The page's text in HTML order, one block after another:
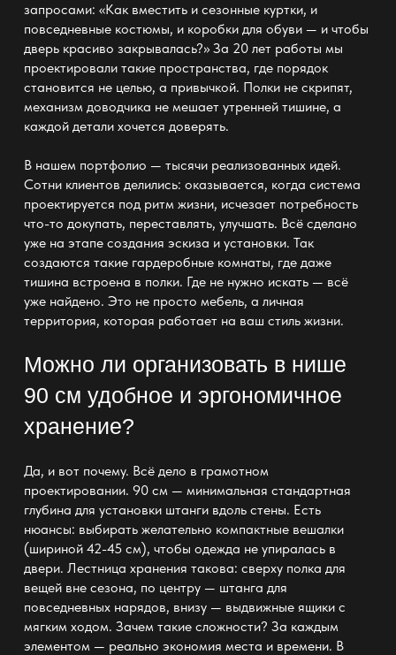
запросами: «Как вместить и сезонные куртки, и
повседневные костюмы, и коробки для обуви— и чтобы
дверь красиво закрывалась?» За 20 лет работы мы
проектировали такие пространства, где порядок
становится не целью, а привычкой. Полки не скрипят,
механизм доводчика не мешает утренней тишине, а
каждой детали хочется доверять.
В нашем портфолио — тысячи реализованных идей.
Сотни клиентов делились: оказывается, когда система
проектируется под ритм жизни, исчезает потребность
что-то докупать, переставлять, улучшать. Всё сделано
уже на этапе создания эскиза и установки. Так
создаются такие гардеробные комнаты, где даже
тишина встроена в полки. Где не нужно искать — всё
уже найдено. Это не просто мебель, а личная
территория, которая работает на ваш стиль жизни.
Можно ли организовать в нише
90 см удобное и эргономичное
хранение?
Да, и вот почему. Всё дело в грамотном
проектировании. 90 см — минимальная стандартная
глубина для установки штанги вдоль стены. Есть
нюансы: выбирать желательно компактные вешалки
(шириной 42-45 см), чтобы одежда не упиралась в
двери. Лестница хранения такова: сверху полка для
вещей вне сезона, по центру — штанга для
повседневных нарядов, внизу — выдвижные ящики с
мягким ходом. Зачем такие сложности? За каждым
элементом — реально экономия места и времени. В